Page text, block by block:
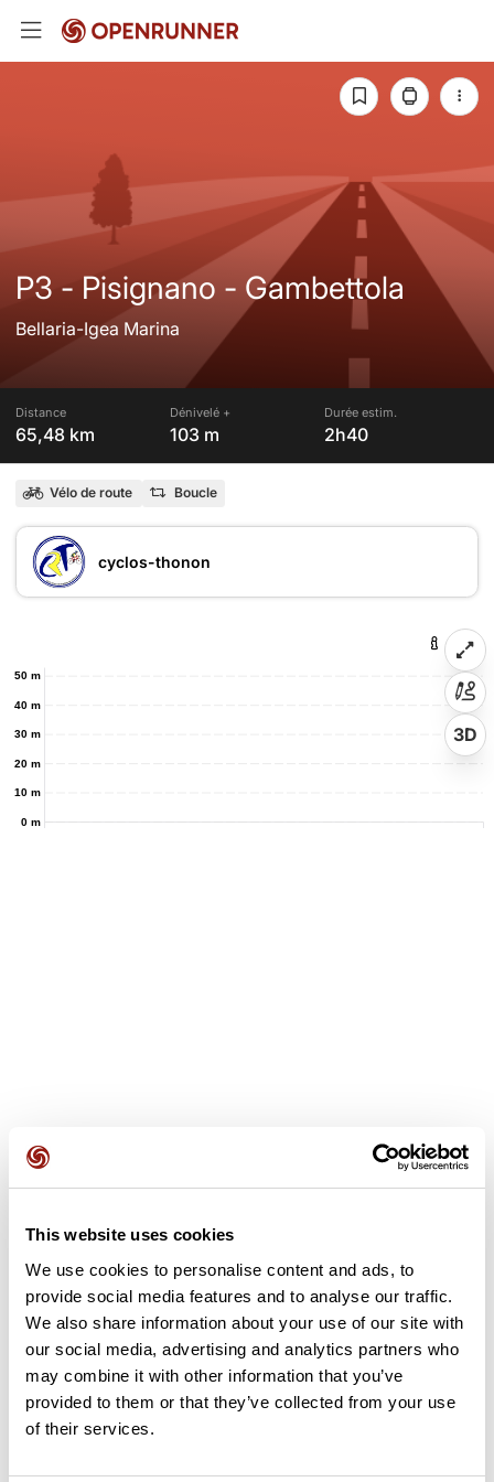
This website uses cookies
We use cookies to personalise content and ads, to
provide social media features and to analyse our traffic.
We also share information about your use of our site with
our social media, advertising and analytics partners who
may combine it with other information that you’ve
provided to them or that they’ve collected from your use
of their services.
P3 - Pisignano - Gambettola
Bellaria-Igea Marina
Distance
65,48 km
Dénivelé +
103 m
Durée estim.
2h40
Vélo de route Boucle
cyclos-thonon
0 m
10 m
20 m
30 m
40 m
50 m
3D
Ajouter un avis
Découvrez ce parcours de vélo de 65,5 km à proximité de